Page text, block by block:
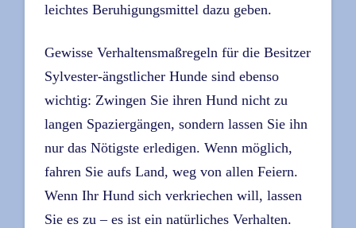
leichtes Beruhigungsmittel dazu geben.
Gewisse Verhaltensmaßregeln für die Besitzer
Sylvester-ängstlicher Hunde sind ebenso
wichtig: Zwingen Sie ihren Hund nicht zu
langen Spaziergängen, sondern lassen Sie ihn
nur das Nötigste erledigen. Wenn möglich,
fahren Sie aufs Land, weg von allen Feiern.
Wenn Ihr Hund sich verkriechen will, lassen
Sie es zu – es ist ein natürliches Verhalten.